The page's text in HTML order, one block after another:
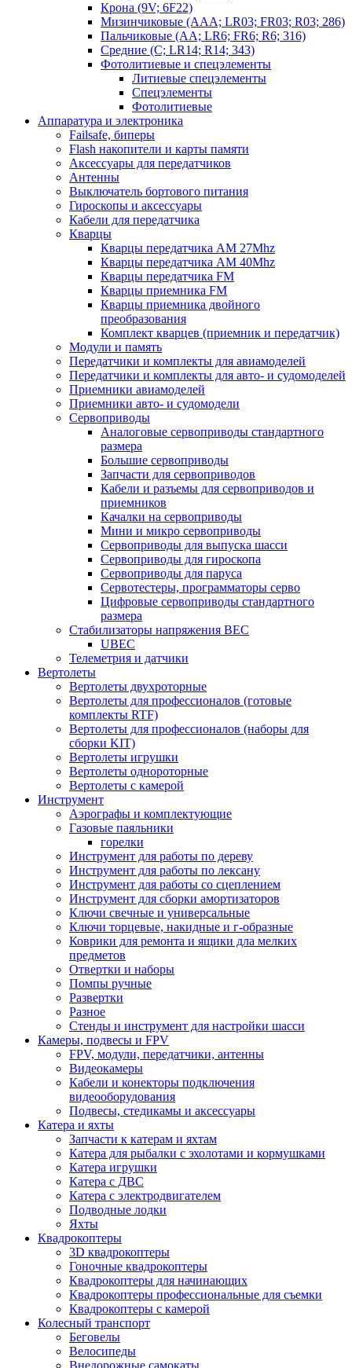
Крона (9V; 6F22)
Мизинчиковые (AAA; LR03; FR03; R03; 286)
Пальчиковые (AA; LR6; FR6; R6; 316)
Средние (C; LR14; R14; 343)
Фотолитиевые и спецэлементы
Литиевые спецэлементы
Спецэлементы
Фотолитиевые
Аппаратура и электроника
Failsafe, биперы
Flash накопители и карты памяти
Аксессуары для передатчиков
Антенны
Выключатель бортового питания
Гироскопы и аксессуары
Кабели для передатчика
Кварцы
Кварцы передатчика AM 27Mhz
Кварцы передатчика AM 40Mhz
Кварцы передатчика FM
Кварцы приемника FM
Кварцы приемника двойного
преобразования
Комплект кварцев (приемник и передатчик)
Модули и память
Передатчики и комплекты для авиамоделей
Передатчики и комплекты для авто- и судомоделей
Приемники авиамоделей
Приемники авто- и судомодели
Сервоприводы
Аналоговые сервоприводы стандартного
размера
Большие сервоприводы
Запчасти для сервоприводов
Кабели и разъемы для сервоприводов и
приемников
Качалки на сервоприводы
Мини и микро сервоприводы
Сервоприводы для выпуска шасси
Сервоприводы для гироскопа
Сервоприводы для паруса
Сервотестеры, программаторы серво
Цифровые сервоприводы стандартного
размера
Стабилизаторы напряжения BEC
UBEC
Телеметрия и датчики
Вертолеты
Вертолеты двухроторные
Вертолеты для профессионалов (готовые
комплекты RTF)
Вертолеты для профессионалов (наборы для
сборки KIT)
Вертолеты игрушки
Вертолеты однороторные
Вертолеты с камерой
Инструмент
Аэрографы и комплектующие
Газовые паяльники
горелки
Инструмент для работы по дереву
Инструмент для работы по лексану
Инструмент для работы со сцеплением
Инструмент для сборки амортизаторов
Ключи свечные и универсальные
Ключи торцевые, накидные и г-образные
Коврики для ремонта и ящики дла мелких
предметов
Отвертки и наборы
Помпы ручные
Развертки
Разное
Стенды и инструмент для настройки шасси
Камеры, подвесы и FPV
FPV, модули, передатчики, антенны
Видеокамеры
Кабели и конекторы подключения
видеооборудования
Подвесы, стедикамы и аксессуары
Катера и яхты
Запчасти к катерам и яхтам
Катера для рыбалки с эхолотами и кормушками
Катера игрушки
Катера с ДВС
Катера с электродвигателем
Подводные лодки
Яхты
Квадрокоптеры
3D квадрокоптеры
Гоночные квадрокоптеры
Квадрокоптеры для начинающих
Квадрокоптеры профессиональные для съемки
Квадрокоптеры с камерой
Колесный транспорт
Беговелы
Велосипеды
Внедорожные самокаты